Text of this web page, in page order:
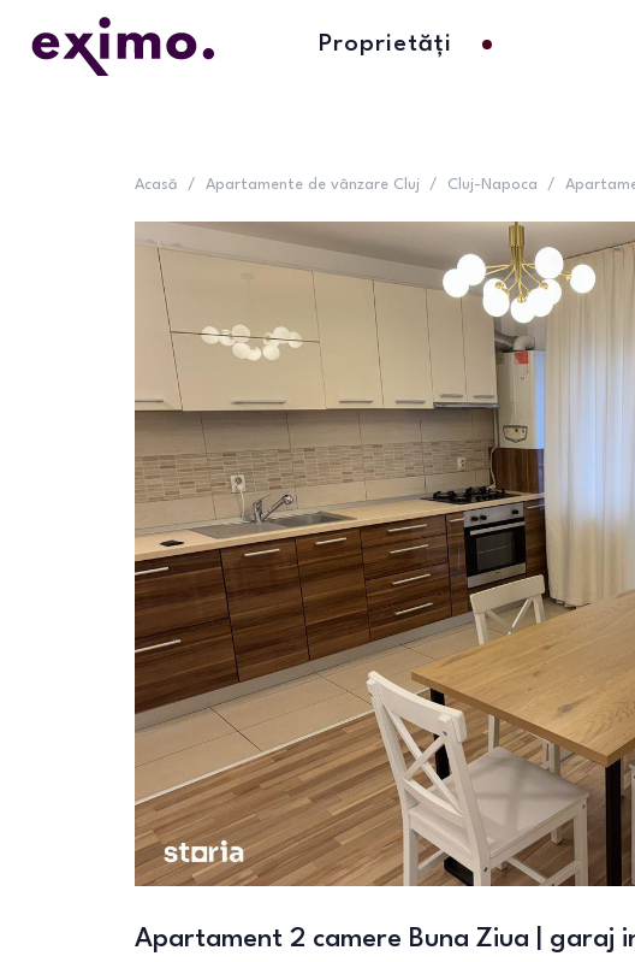
Proprietăți
Acasă / Apartamente de vânzare Cluj / Cluj-Napoca /
Apartament 2 camere Buna Ziua | garaj